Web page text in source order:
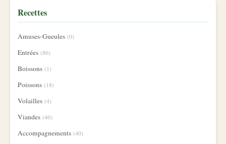
Recettes
Amuses-Gueules (0)
Entrées (86)
Boissons (1)
Poissons (18)
Volailles (4)
Viandes (46)
Accompagnements (40)